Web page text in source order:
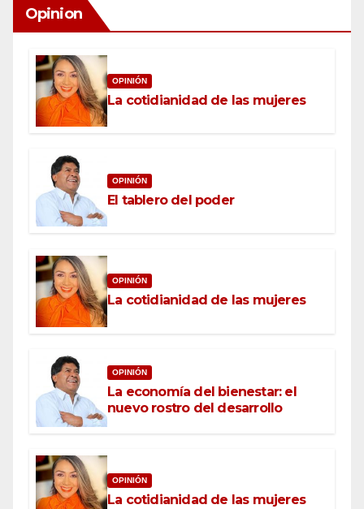
Opinion
OPINIÓN
La cotidianidad de las mujeres
OPINIÓN
El tablero del poder
OPINIÓN
La cotidianidad de las mujeres
OPINIÓN
La economía del bienestar: el
nuevo rostro del desarrollo
OPINIÓN
La cotidianidad de las mujeres